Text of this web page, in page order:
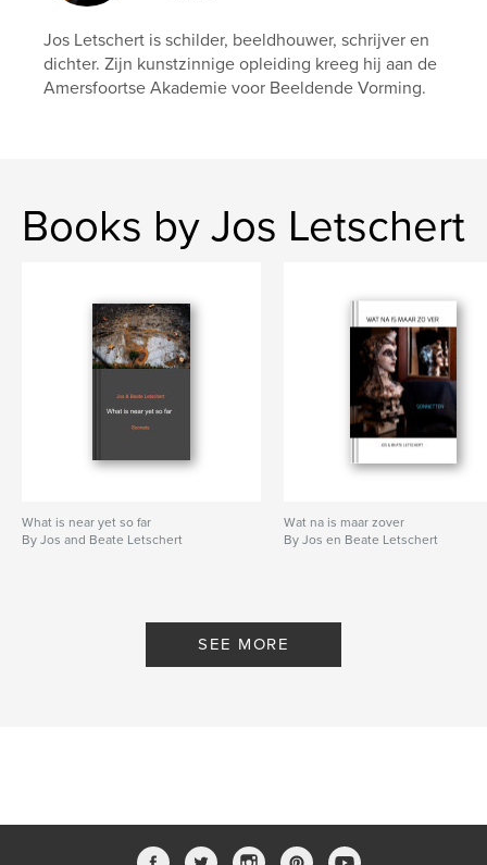
Kunstenaars
Jos Letschert is schilder, beeldhouwer, schrijver en
dichter. Zijn kunstzinnige opleiding kreeg hij aan de
Amersfoortse Akademie voor Beeldende Vorming.
Books by Jos Letschert
What is near yet so far
By Jos and Beate Letschert
Wat na is maar zover
By Jos en Beate Letschert
SEE MORE